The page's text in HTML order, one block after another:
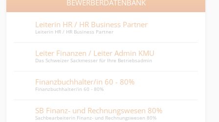
BEWERBERDATENBANK
Leiterin HR / HR Business Partner
Leiterin HR / HR Business Partner
Leiter Finanzen / Leiter Admin KMU
Das Schweizer Sackmesser für Ihre Betriebsadmin
Finanzbuchhalter/in 60 - 80%
Finanzbuchhalter/in 60 - 80%
SB Finanz- und Rechnungswesen 80%
Sachbearbeiterin Finanz- und Rechnungswesen 80%